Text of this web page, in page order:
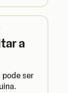
a
pode ser